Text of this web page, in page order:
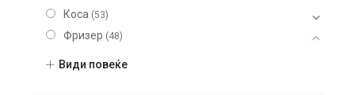
Коса (53)
Фризер (48)
(21)
Види повеќе